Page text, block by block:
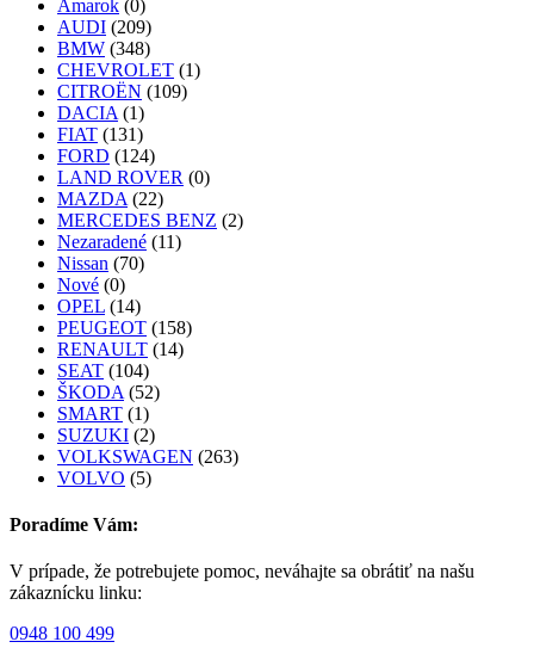
Amarok (0)
AUDI (209)
BMW (348)
CHEVROLET (1)
CITROËN (109)
DACIA (1)
FIAT (131)
FORD (124)
LAND ROVER (0)
MAZDA (22)
MERCEDES BENZ (2)
Nezaradené (11)
Nissan (70)
Nové (0)
OPEL (14)
PEUGEOT (158)
RENAULT (14)
SEAT (104)
ŠKODA (52)
SMART (1)
SUZUKI (2)
VOLKSWAGEN (263)
VOLVO (5)
Poradíme Vám:
V prípade, že potrebujete pomoc, neváhajte sa obrátiť na našu
zákaznícku linku:
0948 100 499